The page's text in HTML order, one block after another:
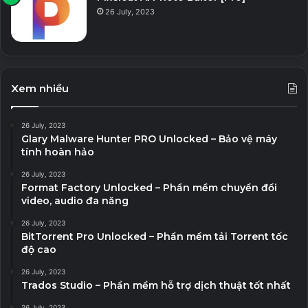
Làm ảnh động của bất kỳ phông chữ TrueType nào.
Trình chiếu bóng đổ, đường viền, kết cấu,… trong thời
26 July, 2023
Xem nhiều
26 July, 2023
Glary Malware Hunter PRO Unlocked – Bảo vệ máy
tính hoàn hảo
26 July, 2023
Format Factory Unlocked – Phần mềm chuyển đổi
video, audio đa năng
26 July, 2023
BitTorrent Pro Unlocked – Phần mềm tải Torrent tốc
độ cao
26 July, 2023
Trados Studio – Phần mềm hỗ trợ dịch thuật tốt nhất